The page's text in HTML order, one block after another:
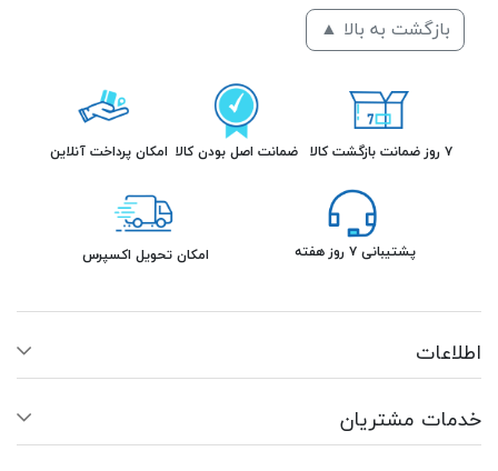
بازگشت به بالا ▲
۷ روز ضمانت بازگشت کالا ضمانت اصل بودن کالا امکان پرداخت آنلاین
پشتیبانی ۷ روز هفته امکان تحویل اکسپرس
اطلاعات
خدمات مشتریان